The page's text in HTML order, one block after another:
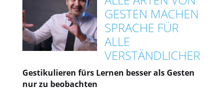
GESTEN MACHEN
SPRACHE FÜR
ALLE
VERSTÄNDLICHER
Gestikulieren fürs Lernen besser als Gesten
nur zu beobachten